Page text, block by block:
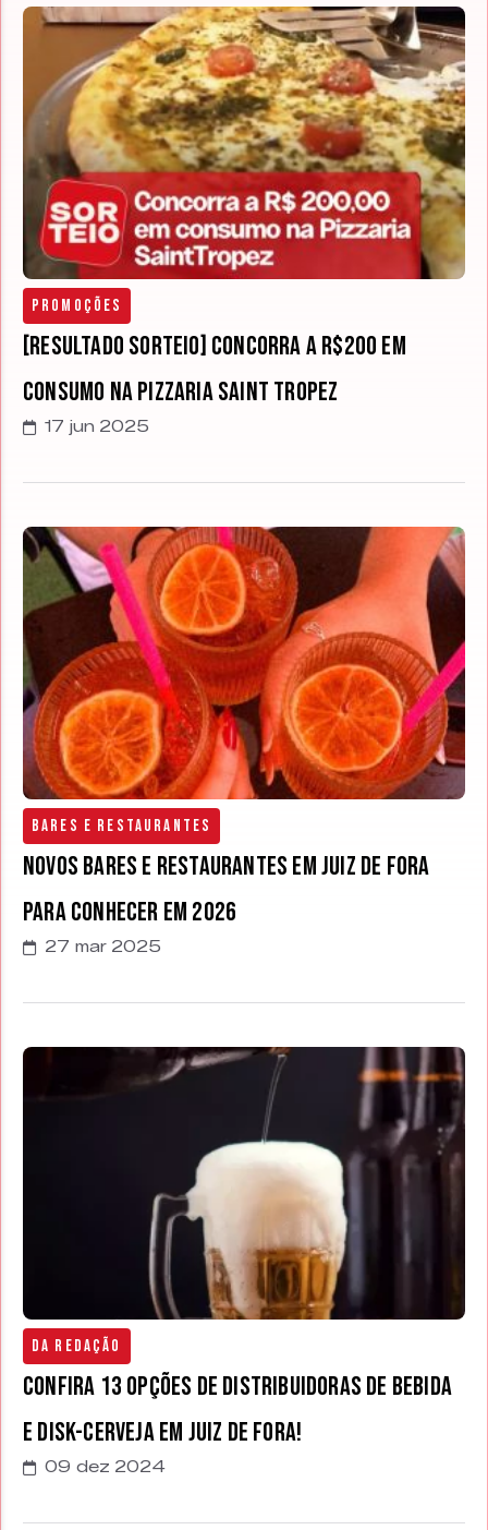
Promoções
[RESULTADO SORTEIO] Concorra a R$200 em
consumo na Pizzaria Saint Tropez
17 jun 2025
Bares e Restaurantes
Novos bares e restaurantes em Juiz de Fora
para conhecer em 2026
27 mar 2025
Da Redação
Confira 13 opções de distribuidoras de bebida
e disk-cerveja em Juiz de Fora!
09 dez 2024